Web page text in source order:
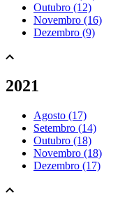
Outubro (12)
Novembro (16)
Dezembro (9)
2021
Agosto (17)
Setembro (14)
Outubro (18)
Novembro (18)
Dezembro (17)